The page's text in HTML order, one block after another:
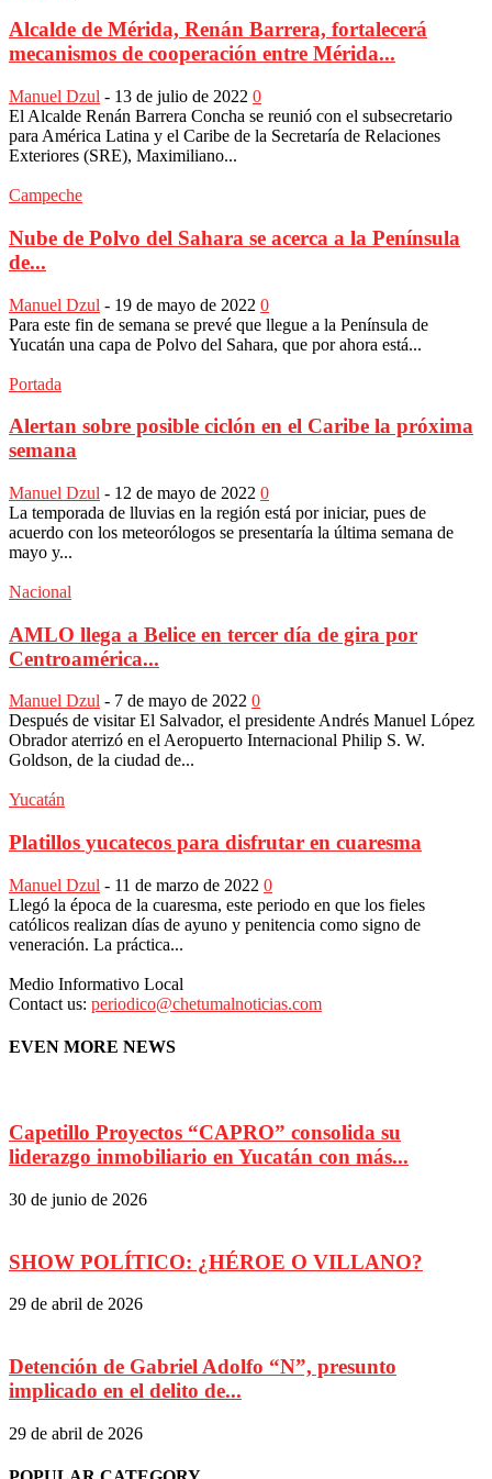
Alcalde de Mérida, Renán Barrera, fortalecerá
mecanismos de cooperación entre Mérida...
Manuel Dzul - 13 de julio de 2022 0
El Alcalde Renán Barrera Concha se reunió con el subsecretario
para América Latina y el Caribe de la Secretaría de Relaciones
Exteriores (SRE), Maximiliano...
Campeche
Nube de Polvo del Sahara se acerca a la Península
de...
Manuel Dzul - 19 de mayo de 2022 0
Para este fin de semana se prevé que llegue a la Península de
Yucatán una capa de Polvo del Sahara, que por ahora está...
Portada
Alertan sobre posible ciclón en el Caribe la próxima
semana
Manuel Dzul - 12 de mayo de 2022 0
La temporada de lluvias en la región está por iniciar, pues de
acuerdo con los meteorólogos se presentaría la última semana de
mayo y...
Nacional
AMLO llega a Belice en tercer día de gira por
Centroamérica...
Manuel Dzul - 7 de mayo de 2022 0
Después de visitar El Salvador, el presidente Andrés Manuel López
Obrador aterrizó en el Aeropuerto Internacional Philip S. W.
Goldson, de la ciudad de...
Yucatán
Platillos yucatecos para disfrutar en cuaresma
Manuel Dzul - 11 de marzo de 2022 0
Llegó la época de la cuaresma, este periodo en que los fieles
católicos realizan días de ayuno y penitencia como signo de
veneración. La práctica...
Medio Informativo Local
Contact us: periodico@chetumalnoticias.com
EVEN MORE NEWS
Capetillo Proyectos “CAPRO” consolida su
liderazgo inmobiliario en Yucatán con más...
30 de junio de 2026
SHOW POLÍTICO: ¿HÉROE O VILLANO?
29 de abril de 2026
Detención de Gabriel Adolfo “N”, presunto
implicado en el delito de...
29 de abril de 2026